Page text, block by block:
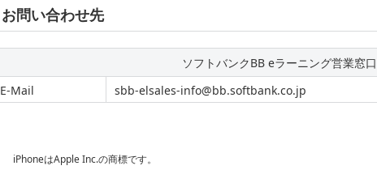
お問い合わせ先
ソフトバンクBB eラーニング営業窓口
E-Mail
sbb-elsales-info@bb.softbank.co.jp
iPhoneはApple Inc.の商標です。